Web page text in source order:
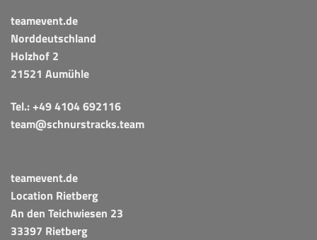
teamevent.de
Norddeutschland
Holzhof 2
21521 Aumühle
Tel.:+49 4104 692116
team@schnurstracks.team
teamevent.de
Location Rietberg
An den Teichwiesen 23
33397 Rietberg